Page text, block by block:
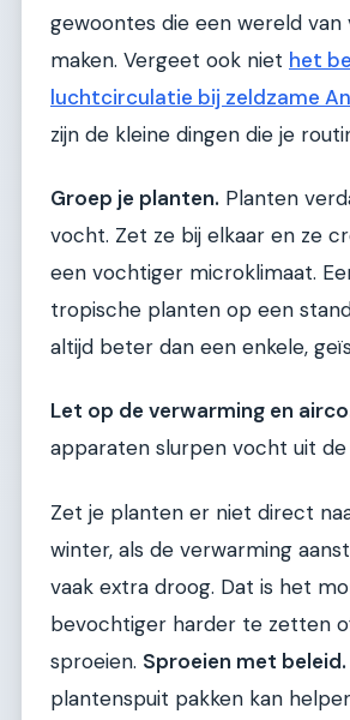
gewoontes die een wereld van
maken. Vergeet ook niet het
luchtcirculatie bij zeldzame
zijn de kleine dingen die je
Groep je planten. Planten
vocht. Zet ze bij elkaar en ze
een vochtiger microklimaat.
tropische planten op een
altijd beter dan een enkele,
Let op de verwarming en
apparaten slurpen vocht uit de
Zet je planten er niet direct
winter, als de verwarming
vaak extra droog. Dat is het
bevochtiger harder te zetten
sproeien. Sproeien met beleid.
plantenspuit pakken kan